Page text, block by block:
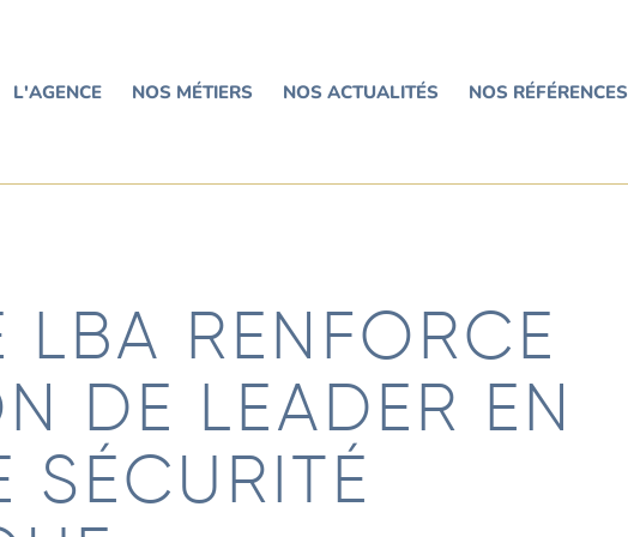
L'AGENCE NOS MÉTIERS NOS ACTUALITÉS NOS RÉFÉRENCES
LBA RENFORCE
DE LEADER EN
SÉCURITÉ